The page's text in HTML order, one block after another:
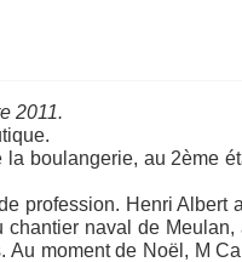
2011.
boulangerie, au 2ème
profession. Henri Albert
naval de
moment de Noël, M